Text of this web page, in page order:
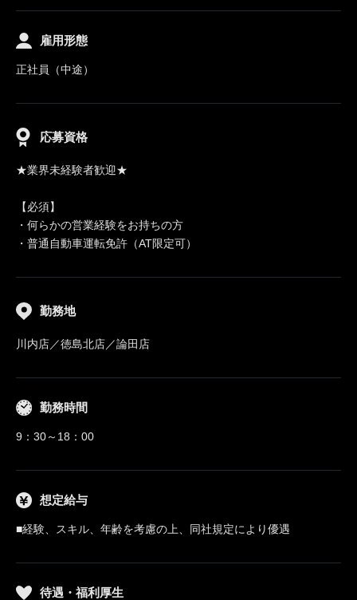
雇用形態
正社員（中途）
応募資格
★業界未経験者歓迎★
【必須】
・何らかの営業経験をお持ちの方
・普通自動車運転免許（AT限定可）
勤務地
川内店／徳島北店／論田店
勤務時間
9：30～18：00
想定給与
■経験、スキル、年齢を考慮の上、同社規定により優遇
待遇・福利厚生